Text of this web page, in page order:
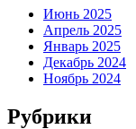
Июнь 2025
Апрель 2025
Январь 2025
Декабрь 2024
Ноябрь 2024
Рубрики